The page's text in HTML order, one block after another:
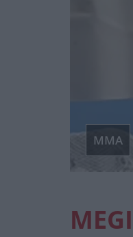
MMA